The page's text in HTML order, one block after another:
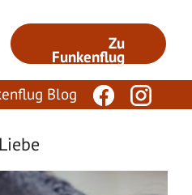
Zu
Funkenflug
Blog